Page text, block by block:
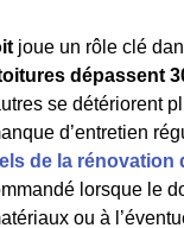
joue un rôle clé
dépassent
se détériorent
d’entretien
de la rénovation
lorsque le
ou à